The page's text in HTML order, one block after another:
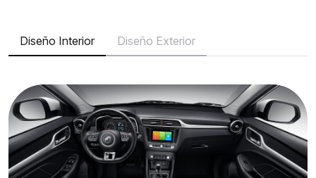
Diseño Interior Diseño Exterior